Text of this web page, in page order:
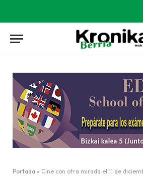
Portada » Cine con otra mirada el 11 de